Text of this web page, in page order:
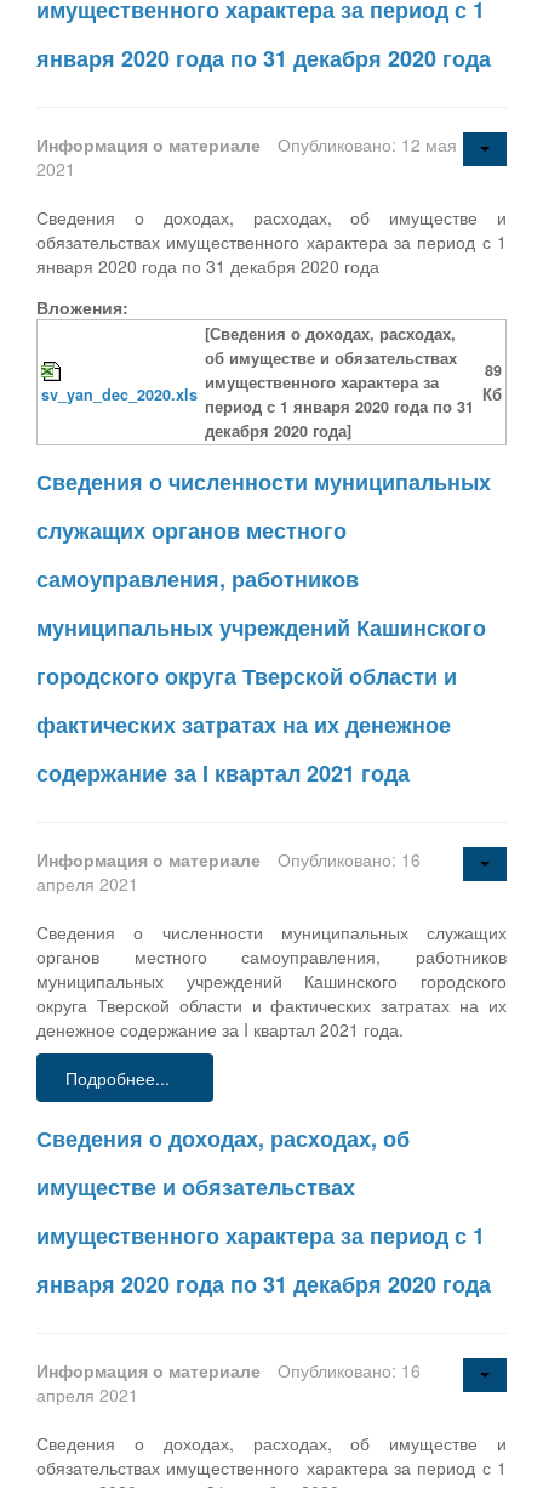
имущественного характера за период с 1
января 2020 года по 31 декабря 2020 года
Информация о материале
Опубликовано: 12 мая
2021
Сведения о доходах, расходах, об имуществе и
обязательствах имущественного характера за период с 1
января 2020 года по 31 декабря 2020 года
Вложения:
sv_yan_dec_2020.xls
[Сведения о доходах, расходах,
об имуществе и обязательствах
имущественного характера за
период с 1 января 2020 года по 31
декабря 2020 года]
89
Кб
Сведения о численности муниципальных
служащих органов местного
самоуправления, работников
муниципальных учреждений Кашинского
городского округа Тверской области и
фактических затратах на их денежное
содержание за I квартал 2021 года
Информация о материале
Опубликовано: 16
апреля 2021
Сведения о численности муниципальных служащих
органов местного самоуправления, работников
муниципальных учреждений Кашинского городского
округа Тверской области и фактических затратах на их
денежное содержание за I квартал 2021 года.
Подробнее...
Сведения о доходах, расходах, об
имуществе и обязательствах
имущественного характера за период с 1
января 2020 года по 31 декабря 2020 года
Информация о материале
Опубликовано: 16
апреля 2021
Сведения о доходах, расходах, об имуществе и
обязательствах имущественного характера за период с 1